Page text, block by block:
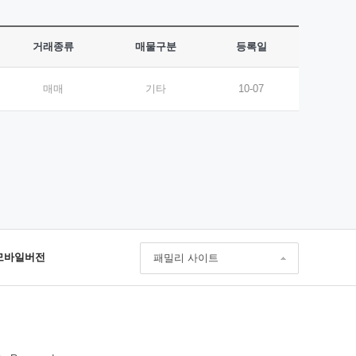
거래종류 매물구분 등록일
매매 기타 10-07
바일버전 패밀리 사이트